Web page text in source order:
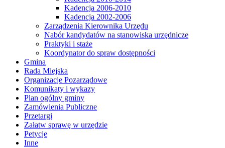
Kadencja 2006-2010
Kadencja 2002-2006
Zarządzenia Kierownika Urzędu
Nabór kandydatów na stanowiska urzędnicze
Praktyki i staże
Koordynator do spraw dostępności
Gmina
Rada Miejska
Organizacje Pozarządowe
Komunikaty i wykazy
Plan ogólny gminy
Zamówienia Publiczne
Przetargi
Załatw sprawę w urzędzie
Petycje
Inne